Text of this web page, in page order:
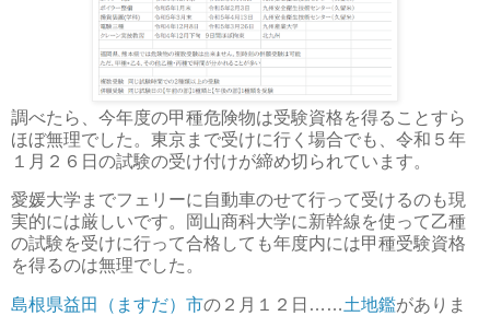
調べたら、今年度の甲種危険物は受験資格を得ることすら
ほぼ無理でした。東京まで受けに行く場合でも、令和５年
１月２６日の試験の受け付けが締め切られています。
愛媛大学までフェリーに自動車のせて行って受けるのも現
実的には厳しいです。岡山商科大学に新幹線を使って乙種
の試験を受けに行って合格しても年度内には甲種受験資格
を得るのは無理でした。
島根県益田（ますだ）市の２月１２日……土地鑑がありま